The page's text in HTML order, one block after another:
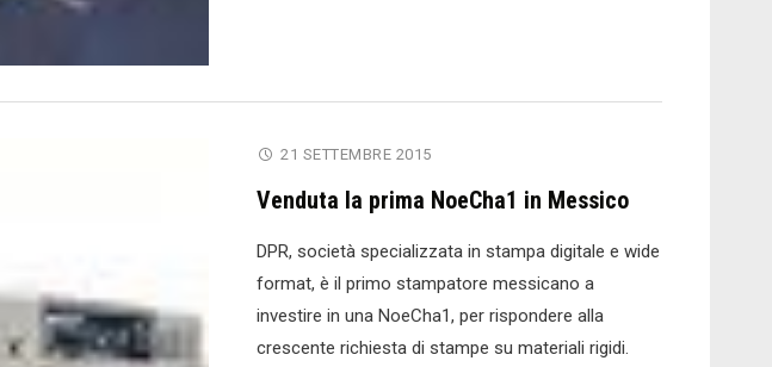
di
21 SETTEMBRE 2015
Venduta la prima NoeCha1 in Messico
DPR, società specializzata in stampa digitale e wide
format, è il primo stampatore messicano a
investire in una NoeCha1, per rispondere alla
crescente richiesta di stampe su materiali rigidi.